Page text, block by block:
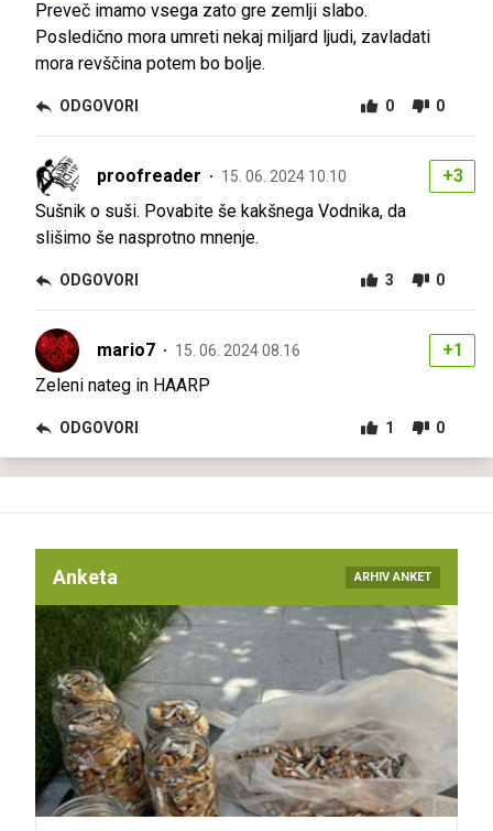
Preveč imamo vsega zato gre zemlji slabo.
Posledično mora umreti nekaj miljard ljudi, zavladati
mora revščina potem bo bolje.
ODGOVORI 0 0
proofreader 15. 06. 2024 10.10
+3
Sušnik o suši. Povabite še kakšnega Vodnika, da
slišimo še nasprotno mnenje.
ODGOVORI 3 0
mario7 15. 06. 2024 08.16
+1
Zeleni nateg in HAARP
ODGOVORI 1 0
Anketa ARHIV ANKET